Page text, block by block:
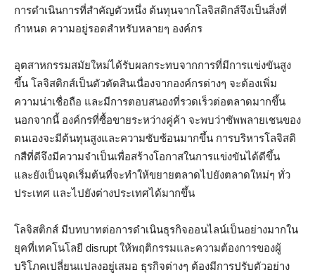
การดำเนินการที่สำคัญตัวหนึ่ง ต้นทุนจากโลจิสติกส์จึงเป็นสิ่งที่
กำหนด ความอยู่รอดสำหรับหลายๆ องค์กร
อุตสาหกรรมสมัยใหม่ได้รับผลกระทบจากการที่มีการแข่งขันสูง
ขึ้น โลจิสติกส์เป็นตัวตัดสินเนื่องจากองค์กรต่างๆ จะต้องเพิ่ม
ความน่าเชื่อถือ และมีการตอบสนองที่รวดเร็วต่อตลาดมากขึ้น
นอกจากนี้ องค์กรที่ซื้อขายระหว่างคู่ค้า จะพบว่าซัพพลายเชนของ
ตนเองจะมีต้นทุนสูงและความซับซ้อนมากขึ้น การบริหารโลจิสติ
กสืที่ดีจึงมีความจำเป็นเพื่อสร้างโอกาสในการแข่งขันได้ดีขึ้น
และยังเป็นจุดเริ่มต้นที่จะทำให้ขยายตลาดไปยังตลาดใหม่ๆ ทั่ว
ประเทศ และไปยังต่างประเทศได้มากขึ้น
โลจิสติกส์ มีบทบาทต่อการดำเนินธุรกิจออนไลน์เป็นอย่างมากใน
ยุคที่เทคโนโลยี disrupt ให้พฤติกรรมและความต้องการของผู้
บริโภคเปลี่ยนแปลงอยู่เสมอ ธุรกิจต่างๆ ต้องมีการปรับตัวอย่าง